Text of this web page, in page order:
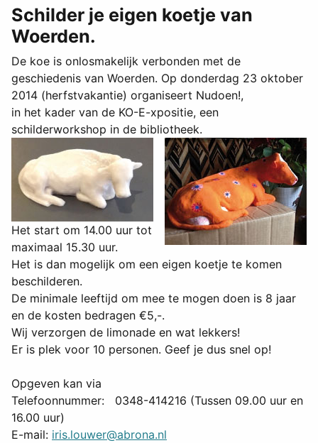
Schilder je eigen koetje van
Woerden.
De koe is onlosmakelijk verbonden met de
geschiedenis van Woerden. Op donderdag 23 oktober
2014 (herfstvakantie) organiseert Nudoen!,
in het kader van de KO-E-xpositie, een
schilderworkshop in de bibliotheek.
Het start om 14.00 uur tot
maximaal 15.30 uur.
Het is dan mogelijk om een eigen koetje te komen
beschilderen.
De minimale leeftijd om mee te mogen doen is 8 jaar
en de kosten bedragen €5,-.
Wij verzorgen de limonade en wat lekkers!
Er is plek voor 10 personen. Geef je dus snel op!
Opgeven kan via
Telefoonnummer: 0348-414216 (Tussen 09.00 uur en
16.00 uur)
E-mail: iris.louwer@abrona.nl